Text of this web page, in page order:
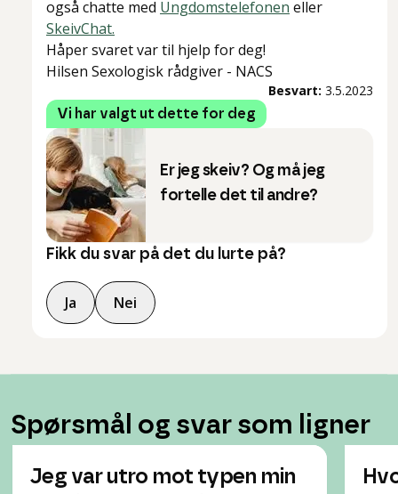
også chatte med Ungdomstelefonen eller
SkeivChat.
Håper svaret var til hjelp for deg!
Hilsen Sexologisk rådgiver - NACS
Besvart: 3.5.2023
Vi har valgt ut dette for deg
Er jeg skeiv? Og må jeg
fortelle det til andre?
Fikk du svar på det du lurte på?
Ja Nei
Spørsmål og svar som ligner
Jeg var utro mot typen min